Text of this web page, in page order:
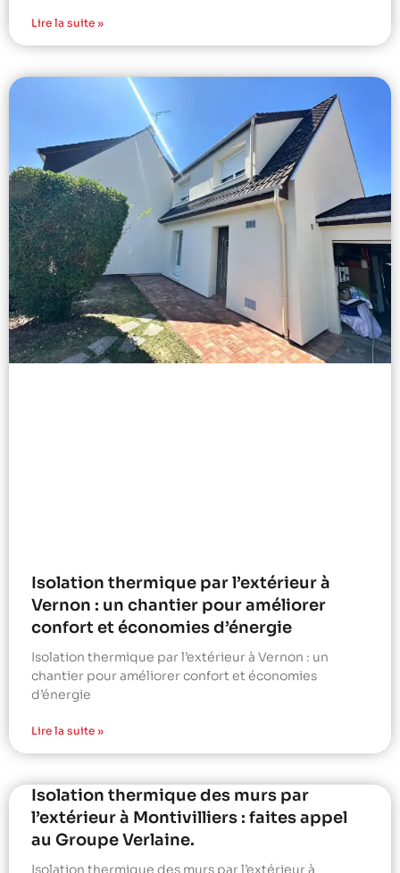
Lire la suite »
Isolation thermique par l’extérieur à
Vernon : un chantier pour améliorer
confort et économies d’énergie
Isolation thermique par l’extérieur à Vernon : un
chantier pour améliorer confort et économies
d’énergie
Lire la suite »
Isolation thermique des murs par
l’extérieur à Montivilliers : faites appel
au Groupe Verlaine.